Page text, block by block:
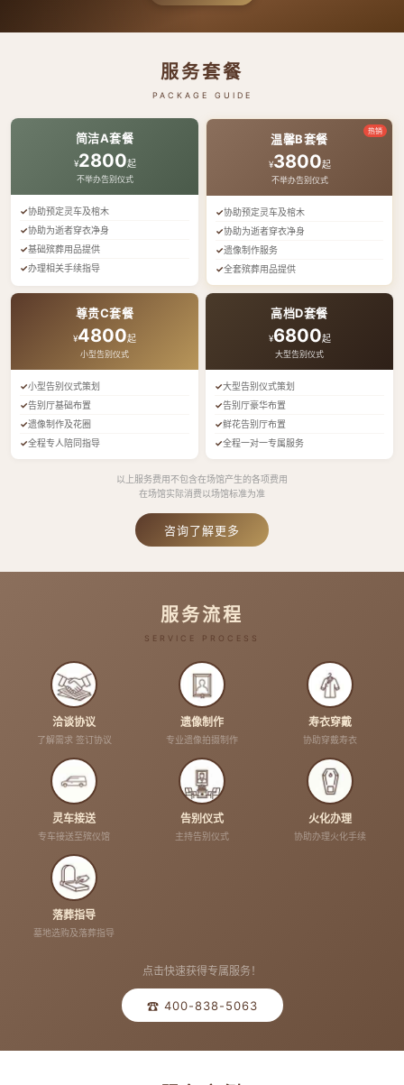
服务套餐
PACKAGE GUIDE
简洁A套餐
¥2800起
不举办告别仪式
协助预定灵车及棺木
协助为逝者穿衣净身
基础殡葬用品提供
办理相关手续指导
热销
温馨B套餐
¥3800起
不举办告别仪式
协助预定灵车及棺木
协助为逝者穿衣净身
遗像制作服务
全套殡葬用品提供
尊贵C套餐
¥4800起
小型告别仪式
小型告别仪式策划
告别厅基础布置
遗像制作及花圈
全程专人陪同指导
高档D套餐
¥6800起
大型告别仪式
大型告别仪式策划
告别厅豪华布置
鲜花告别厅布置
全程一对一专属服务
以上服务费用不包含在场馆产生的各项费用
在场馆实际消费以场馆标准为准
咨询了解更多
服务流程
SERVICE PROCESS
洽谈协议
了解需求 签订协议
遗像制作
专业遗像拍摄制作
寿衣穿戴
协助穿戴寿衣
灵车接送
专车接送至殡仪馆
告别仪式
主持告别仪式
火化办理
协助办理火化手续
落葬指导
墓地选购及落葬指导
点击快速获得专属服务！
☎ 400-838-5063